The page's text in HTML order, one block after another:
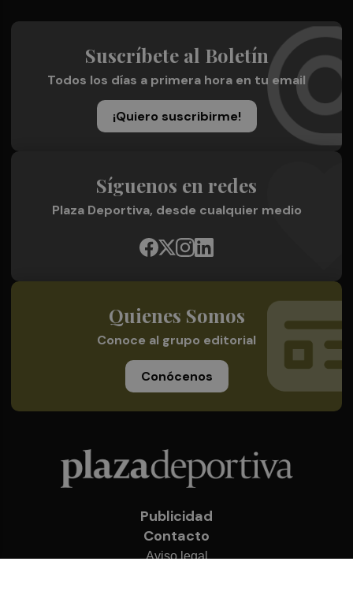
Suscríbete al Boletín
Todos los días a primera hora en tu email
¡Quiero suscribirme!
Síguenos en redes
Plaza Deportiva, desde cualquier medio
Quienes Somos
Conoce al grupo editorial
Conócenos
Publicidad
Contacto
Aviso legal